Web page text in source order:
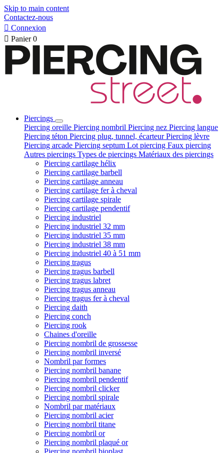
Skip to main content
Contactez-nous
 Connexion
 Panier 0
Piercings
Piercing oreille Piercing nombril Piercing nez Piercing langue
Piercing téton Piercing plug, tunnel, écarteurPiercing lèvre
Piercing arcade Piercing septum Lot piercing Faux piercing
Autres piercings Types de piercings Matériaux des piercings
Piercing cartilage hélix
Piercing cartilage barbell
Piercing cartilage anneau
Piercing cartilage fer à cheval
Piercing cartilage spirale
Piercing cartilage pendentif
Piercing industriel
Piercing industriel 32 mm
Piercing industriel 35 mm
Piercing industriel 38 mm
Piercing industriel 40 à 51 mm
Piercing tragus
Piercing tragus barbell
Piercing tragus labret
Piercing tragus anneau
Piercing tragus fer à cheval
Piercing daith
Piercing conch
Piercing rook
Chaines d'oreille
Piercing nombril de grossesse
Piercing nombril inversé
Nombril par formes
Piercing nombril banane
Piercing nombril pendentif
Piercing nombril clicker
Piercing nombril spirale
Nombril par matériaux
Piercing nombril acier
Piercing nombril titane
Piercing nombril or
Piercing nombril plaqué or
Piercing nombril bioplast